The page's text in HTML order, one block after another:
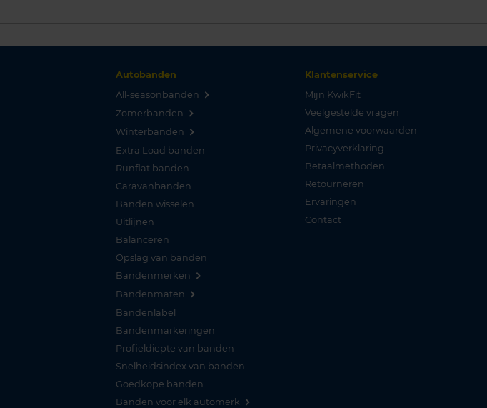
Autobanden
All-seasonbanden
Zomerbanden
Winterbanden
Extra Load banden
Runflat banden
Caravanbanden
Banden wisselen
Uitlijnen
Balanceren
Opslag van banden
Bandenmerken
Bandenmaten
Bandenlabel
Bandenmarkeringen
Profieldiepte van banden
Snelheidsindex van banden
Goedkope banden
Banden voor elk automerk
Klantenservice
Mijn KwikFit
Veelgestelde vragen
Algemene voorwaarden
Privacyverklaring
Betaalmethoden
Retourneren
Ervaringen
Contact